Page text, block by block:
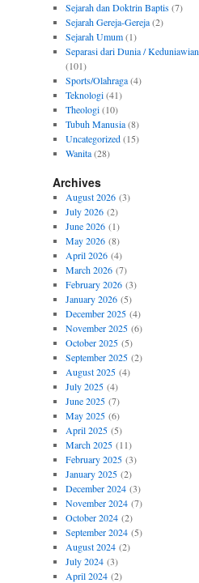
Sejarah dan Doktrin Baptis(7)
Sejarah Gereja-Gereja(2)
Sejarah Umum(1)
Separasi dari Dunia / Keduniawian
(101)
Sports/Olahraga(4)
Teknologi(41)
Theologi(10)
Tubuh Manusia(8)
Uncategorized(15)
Wanita(28)
Archives
August 2026(3)
July 2026(2)
June 2026(1)
May 2026(8)
April 2026(4)
March 2026(7)
February 2026(3)
January 2026(5)
December 2025(4)
November 2025(6)
October 2025(5)
September 2025(2)
August 2025(4)
July 2025(4)
June 2025(7)
May 2025(6)
April 2025(5)
March 2025(11)
February 2025(3)
January 2025(2)
December 2024(3)
November 2024(7)
October 2024(2)
September 2024(5)
August 2024(2)
July 2024(3)
April 2024(2)